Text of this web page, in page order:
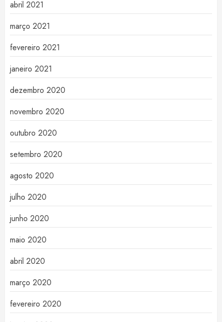
abril 2021
março 2021
fevereiro 2021
janeiro 2021
dezembro 2020
novembro 2020
outubro 2020
setembro 2020
agosto 2020
julho 2020
junho 2020
maio 2020
abril 2020
março 2020
fevereiro 2020